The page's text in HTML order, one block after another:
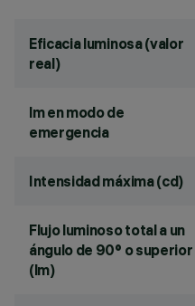
Eficacia luminosa (valor
real)
lm en modo de
emergencia
Intensidad máxima (cd)
Flujo luminoso total a un
ángulo de 90° o superior
(lm)